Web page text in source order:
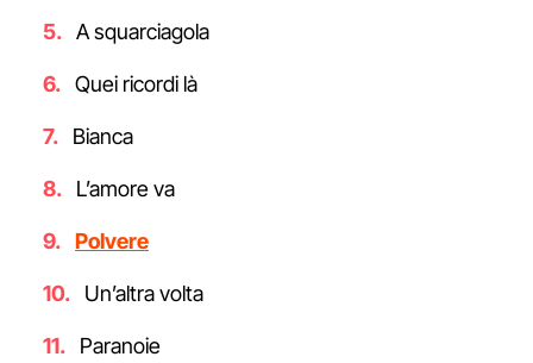
A squarciagola
Quei ricordi là
Bianca
L’amore va
Polvere
Un’altra volta
Paranoie